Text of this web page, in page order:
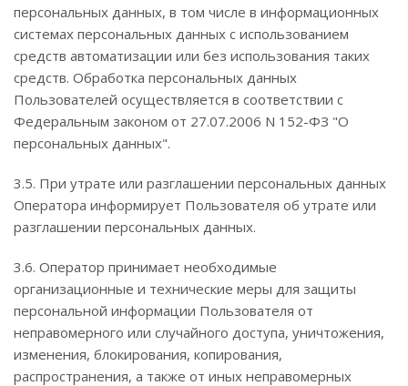
персональных данных, в том числе в информационных
системах персональных данных с использованием
средств автоматизации или без использования таких
средств. Обработка персональных данных
Пользователей осуществляется в соответствии с
Федеральным законом от 27.07.2006 N 152-ФЗ "О
персональных данных".
3.5. При утрате или разглашении персональных данных
Оператора информирует Пользователя об утрате или
разглашении персональных данных.
3.6. Оператор принимает необходимые
организационные и технические меры для защиты
персональной информации Пользователя от
неправомерного или случайного доступа, уничтожения,
изменения, блокирования, копирования,
распространения, а также от иных неправомерных